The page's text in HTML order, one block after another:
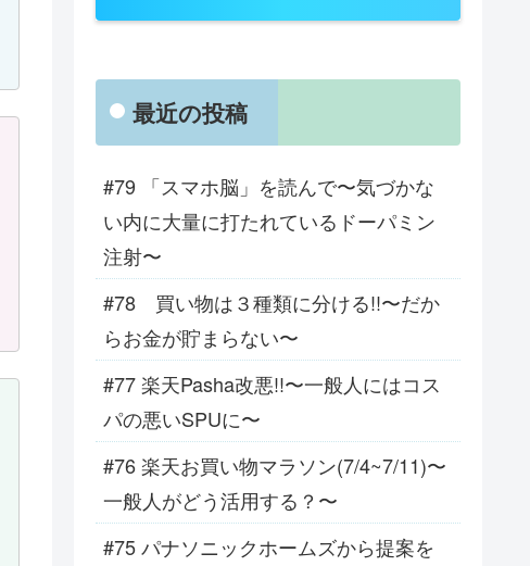
最近の投稿
#79 「スマホ脳」を読んで〜気づかな
い内に大量に打たれているドーパミン
注射〜
#78 買い物は３種類に分ける!!〜だか
らお金が貯まらない〜
#77 楽天Pasha改悪!!〜一般人にはコス
パの悪いSPUに〜
#76 楽天お買い物マラソン(7/4~7/11)〜
一般人がどう活用する？〜
#75 パナソニックホームズから提案を